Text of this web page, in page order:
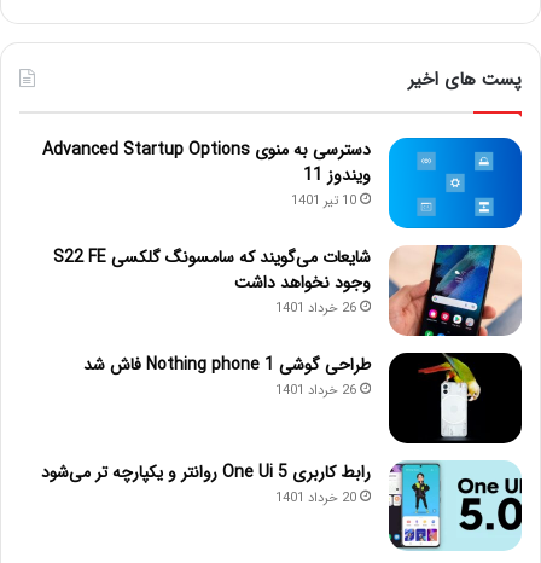
پست های اخیر
دسترسی به منوی Advanced Startup Options
ویندوز 11
10 تیر 1401
شایعات می‌گویند که سامسونگ گلکسی S22 FE
وجود نخواهد داشت
26 خرداد 1401
طراحی گوشی Nothing phone 1 فاش شد
26 خرداد 1401
رابط کاربری One Ui 5 روانتر و یکپارچه تر می‌شود
20 خرداد 1401